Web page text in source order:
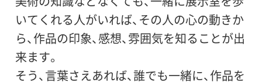
いてくれる人がいれば、その人の心の動きか
ら、作品の印象、感想、雰囲気を知ることが出
来ます。
そう、言葉さえあれば、誰でも一緒に、作品を